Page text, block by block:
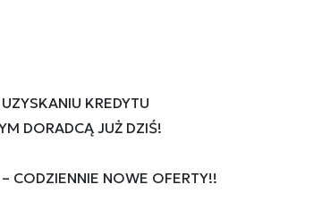
KREDYTU
DORADCĄ JUŻ DZIŚ!
CODZIENNIE NOWE OFERTY!!